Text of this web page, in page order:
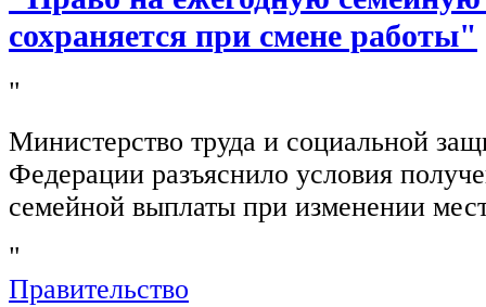
сохраняется при смене работы"
"
Министерство труда и социальной
Федерации разъяснило условия
семейной выплаты при изменении
"
Правительство